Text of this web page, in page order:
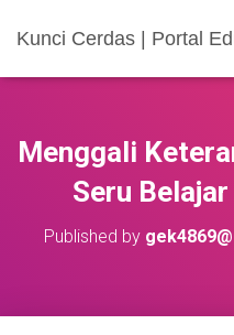
Kunci Cerdas | Portal
Menggali
Seru
Published by